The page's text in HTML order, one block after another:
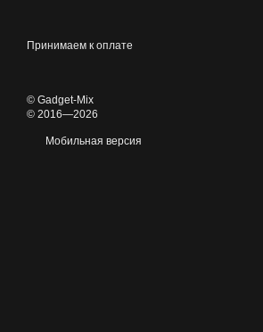
Принимаем к оплате
© Gadget-Mix
© 2016—2026
Мобильная версия